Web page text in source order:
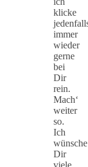
klicke
immer
wieder
gerne
bei
Dir
rein.
Mach‘
weiter
so.
Ich
wünsche
Dir